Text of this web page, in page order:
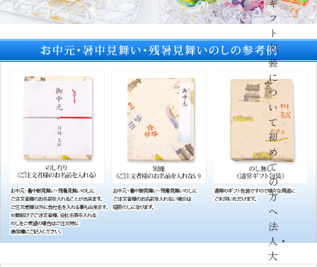
ギ
フ
ト
包
装
に
つ
い
て
初
め
て
の
方
へ
法
人・
大